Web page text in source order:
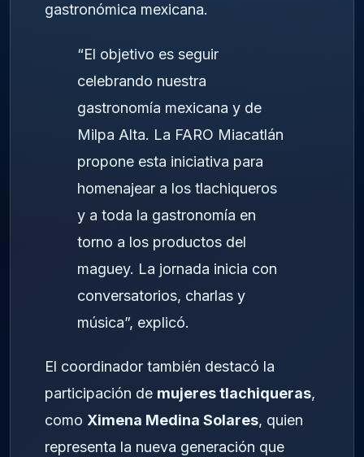
gastronómica mexicana.
“El objetivo es seguir
celebrando nuestra
gastronomía mexicana y de
Milpa Alta. La FARO Miacatlán
propone esta iniciativa para
homenajear a los tlachiqueros
y a toda la gastronomía en
torno a los productos del
maguey. La jornada inicia con
conversatorios, charlas y
música”, explicó.
El coordinador también destacó la
participación de mujeres tlachiqueras,
como Ximena Medina Solares, quien
representa la nueva generación que